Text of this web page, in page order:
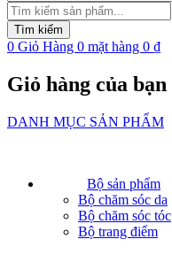
Tìm
kiếm
sản
phẩm
Tìm kiếm
0 Giỏ Hàng 0 mặt hàng 0 ₫
Giỏ hàng của bạn
DANH MỤC SẢN PHẨM
Bộ sản phẩm
Bộ chăm sóc da
Bộ chăm sóc tóc
Bộ trang điểm